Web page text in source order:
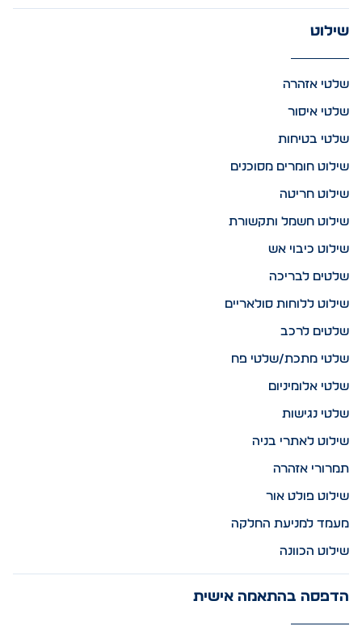
שילוט
שלטי אזהרה
שלטי איסור
שלטי בטיחות
שילוט חומרים מסוכנים
שילוט חריטה
שילוט חשמל ותקשורת
שילוט כיבוי אש
שלטים לבריכה
שילוט ללוחות סולאריים
שלטים לרכב
שלטי מתכת/שלטי פח
שלטי אלומיניום
שלטי נגישות
שילוט לאתרי בניה
תמרורי אזהרה
שילוט פולט אור
מעמד למניעת החלקה
שילוט הכוונה
הדפסה בהתאמה אישית